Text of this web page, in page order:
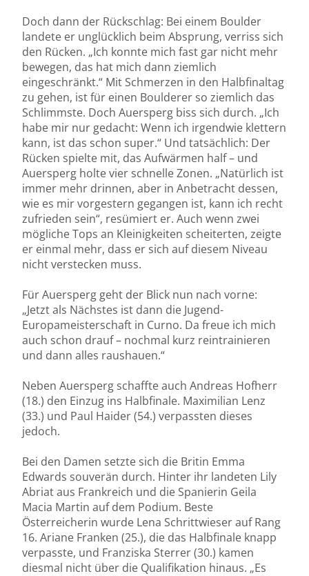
Doch dann der Rückschlag: Bei einem Boulder
landete er unglücklich beim Absprung, verriss sich
den Rücken. „Ich konnte mich fast gar nicht mehr
bewegen, das hat mich dann ziemlich
eingeschränkt.“ Mit Schmerzen in den Halbfinaltag
zu gehen, ist für einen Boulderer so ziemlich das
Schlimmste. Doch Auersperg biss sich durch. „Ich
habe mir nur gedacht: Wenn ich irgendwie klettern
kann, ist das schon super.“ Und tatsächlich: Der
Rücken spielte mit, das Aufwärmen half – und
Auersperg holte vier schnelle Zonen. „Natürlich ist
immer mehr drinnen, aber in Anbetracht dessen,
wie es mir vorgestern gegangen ist, kann ich recht
zufrieden sein“, resümiert er. Auch wenn zwei
mögliche Tops an Kleinigkeiten scheiterten, zeigte
er einmal mehr, dass er sich auf diesem Niveau
nicht verstecken muss.
Für Auersperg geht der Blick nun nach vorne:
„Jetzt als Nächstes ist dann die Jugend-
Europameisterschaft in Curno. Da freue ich mich
auch schon drauf – nochmal kurz reintrainieren
und dann alles raushauen.“
Neben Auersperg schaffte auch Andreas Hofherr
(18.) den Einzug ins Halbfinale. Maximilian Lenz
(33.) und Paul Haider (54.) verpassten dieses
jedoch.
Bei den Damen setzte sich die Britin Emma
Edwards souverän durch. Hinter ihr landeten Lily
Abriat aus Frankreich und die Spanierin Geila
Macia Martin auf dem Podium. Beste
Österreicherin wurde Lena Schrittwieser auf Rang
16. Ariane Franken (25.), die das Halbfinale knapp
verpasste, und Franziska Sterrer (30.) kamen
diesmal nicht über die Qualifikation hinaus. „Es